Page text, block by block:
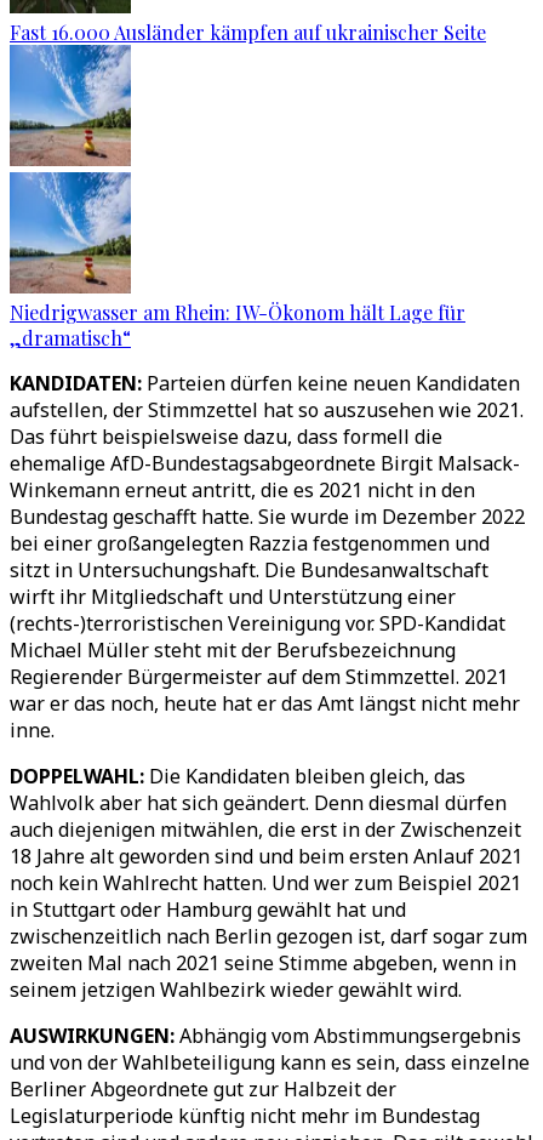
Fast 16.000 Ausländer kämpfen auf ukrainischer Seite
Niedrigwasser am Rhein: IW-Ökonom hält Lage für
„dramatisch“
KANDIDATEN: Parteien dürfen keine neuen Kandidaten
aufstellen, der Stimmzettel hat so auszusehen wie 2021.
Das führt beispielsweise dazu, dass formell die
ehemalige AfD-Bundestagsabgeordnete Birgit Malsack-
Winkemann erneut antritt, die es 2021 nicht in den
Bundestag geschafft hatte. Sie wurde im Dezember 2022
bei einer großangelegten Razzia festgenommen und
sitzt in Untersuchungshaft. Die Bundesanwaltschaft
wirft ihr Mitgliedschaft und Unterstützung einer
(rechts-)terroristischen Vereinigung vor. SPD-Kandidat
Michael Müller steht mit der Berufsbezeichnung
Regierender Bürgermeister auf dem Stimmzettel. 2021
war er das noch, heute hat er das Amt längst nicht mehr
inne.
DOPPELWAHL: Die Kandidaten bleiben gleich, das
Wahlvolk aber hat sich geändert. Denn diesmal dürfen
auch diejenigen mitwählen, die erst in der Zwischenzeit
18 Jahre alt geworden sind und beim ersten Anlauf 2021
noch kein Wahlrecht hatten. Und wer zum Beispiel 2021
in Stuttgart oder Hamburg gewählt hat und
zwischenzeitlich nach Berlin gezogen ist, darf sogar zum
zweiten Mal nach 2021 seine Stimme abgeben, wenn in
seinem jetzigen Wahlbezirk wieder gewählt wird.
AUSWIRKUNGEN:Abhängig vom Abstimmungsergebnis
und von der Wahlbeteiligung kann es sein, dass einzelne
Berliner Abgeordnete gut zur Halbzeit der
Legislaturperiode künftig nicht mehr im Bundestag